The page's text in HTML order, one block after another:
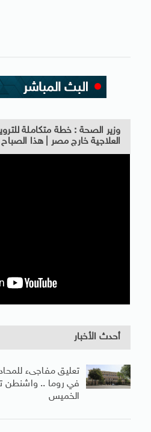
وزير الصحة : خطة متكاملة
العلاجية خارج مصر | هذا الصباح
أحدث الأخبار
تعليق مفاجىء
في روما .. واشنطن
الخميس